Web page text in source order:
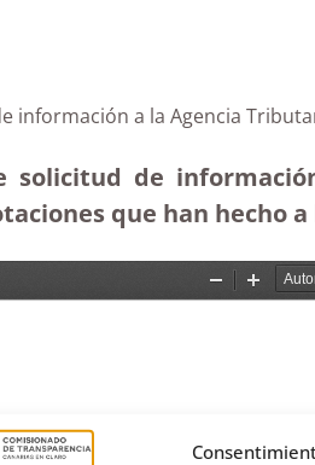
información a la Agencia
solicitud de
que han hecho a